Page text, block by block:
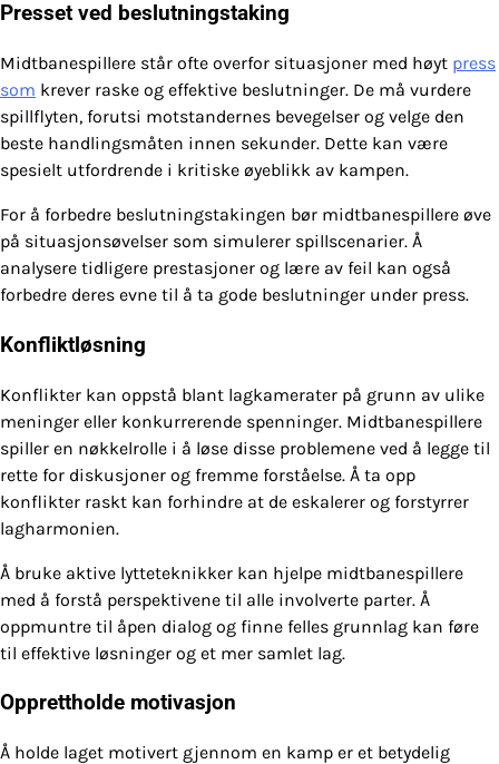
Presset ved beslutningstaking
Midtbanespillere står ofte overfor situasjoner med høyt press
som krever raske og effektive beslutninger. De må vurdere
spillflyten, forutsi motstandernes bevegelser og velge den
beste handlingsmåten innen sekunder. Dette kan være
spesielt utfordrende i kritiske øyeblikk av kampen.
For å forbedre beslutningstakingen bør midtbanespillere øve
på situasjonsøvelser som simulerer spillscenarier. Å
analysere tidligere prestasjoner og lære av feil kan også
forbedre deres evne til å ta gode beslutninger under press.
Konfliktløsning
Konflikter kan oppstå blant lagkamerater på grunn av ulike
meninger eller konkurrerende spenninger. Midtbanespillere
spiller en nøkkelrolle i å løse disse problemene ved å legge til
rette for diskusjoner og fremme forståelse. Å ta opp
konflikter raskt kan forhindre at de eskalerer og forstyrrer
lagharmonien.
Å bruke aktive lytteteknikker kan hjelpe midtbanespillere
med å forstå perspektivene til alle involverte parter. Å
oppmuntre til åpen dialog og finne felles grunnlag kan føre
til effektive løsninger og et mer samlet lag.
Opprettholde motivasjon
Å holde laget motivert gjennom en kamp er et betydelig